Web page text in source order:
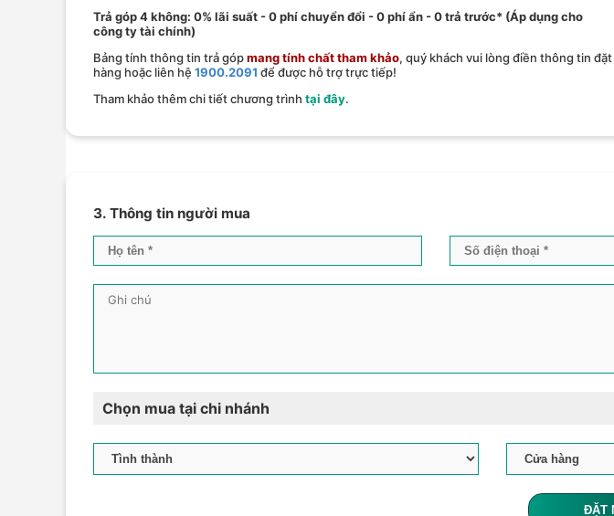
Trả góp 4 không: 0% lãi suất - 0 phí chuyển đổi - 0 phí ẩn - 0 trả trước* (Áp dụng cho
công ty tài chính)
Bảng tính thông tin trả gópmang tính chất tham khảo, quý khách vui lòng điền thông tin đặt
hàng hoặc liên hệ 1900.2091 để được hỗ trợ trực tiếp!
Tham khảo thêm chi tiết chương trình tại đây.
3. Thông tin người mua
Chọn mua tại chi nhánh
ĐẶT